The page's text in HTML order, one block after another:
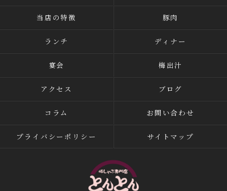
当店の特徴 豚肉
ランチ ディナー
宴会 梅出汁
アクセス ブログ
コラム お問い合わせ
プライバシーポリシー サイトマップ